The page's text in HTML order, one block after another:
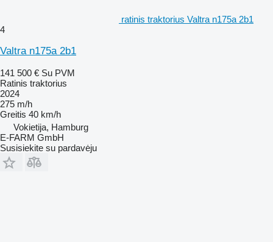
ratinis traktorius Valtra n175a 2b1
4
Valtra n175a 2b1
141 500 € Su PVM
Ratinis traktorius
2024
275 m/h
Greitis 40 km/h
Vokietija, Hamburg
E-FARM GmbH
Susisiekite su pardavėju